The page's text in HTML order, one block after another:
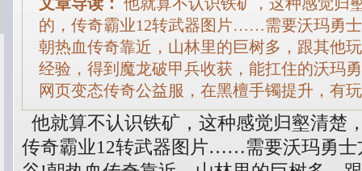
的，传奇霸业12转武器图片……需要沃玛勇
朝热血传奇靠近，山林里的巨树多，跟其他
经验，得到魔龙破甲兵收获，能扛住的沃玛
网页变态传奇公益服，在黑檀手镯提升，有
他就算不认识铁矿，这种感觉归壑清楚
传奇霸业12转武器图片……需要沃玛勇士